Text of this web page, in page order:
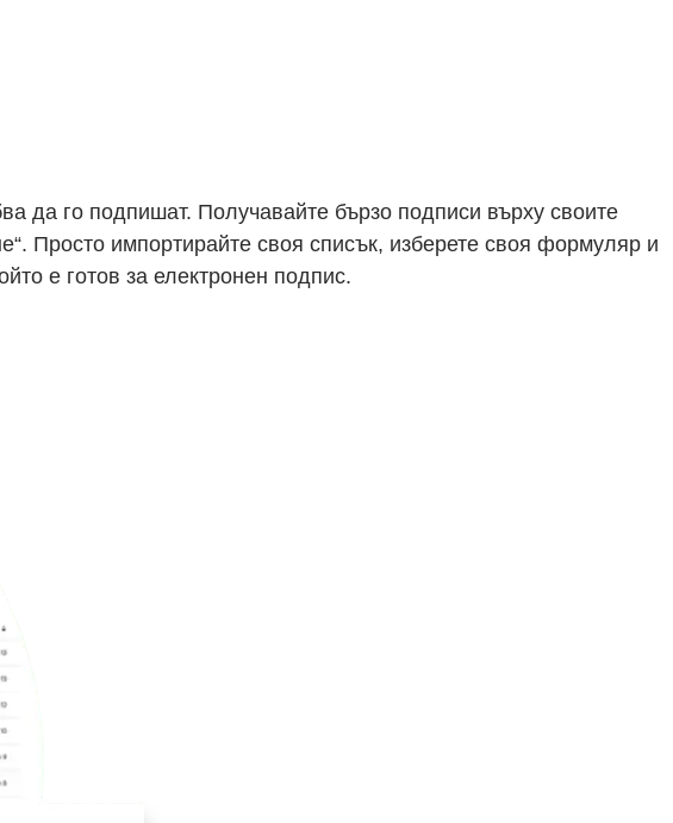
да го подпишат. Получавайте бързо подписи върху своите
Просто импортирайте своя списък, изберете своя формуляр и
е готов за електронен подпис.